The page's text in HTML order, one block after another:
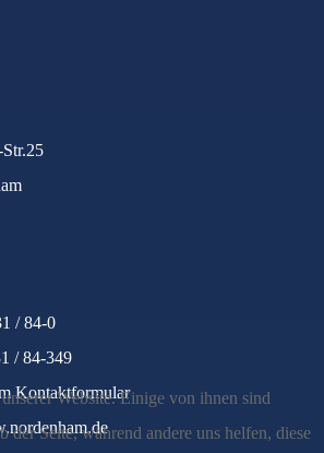
/ 84-0
/ 84-349
Kontaktformular
Website. Einige von ihnen sind
der Seite, während andere uns helfen, diese